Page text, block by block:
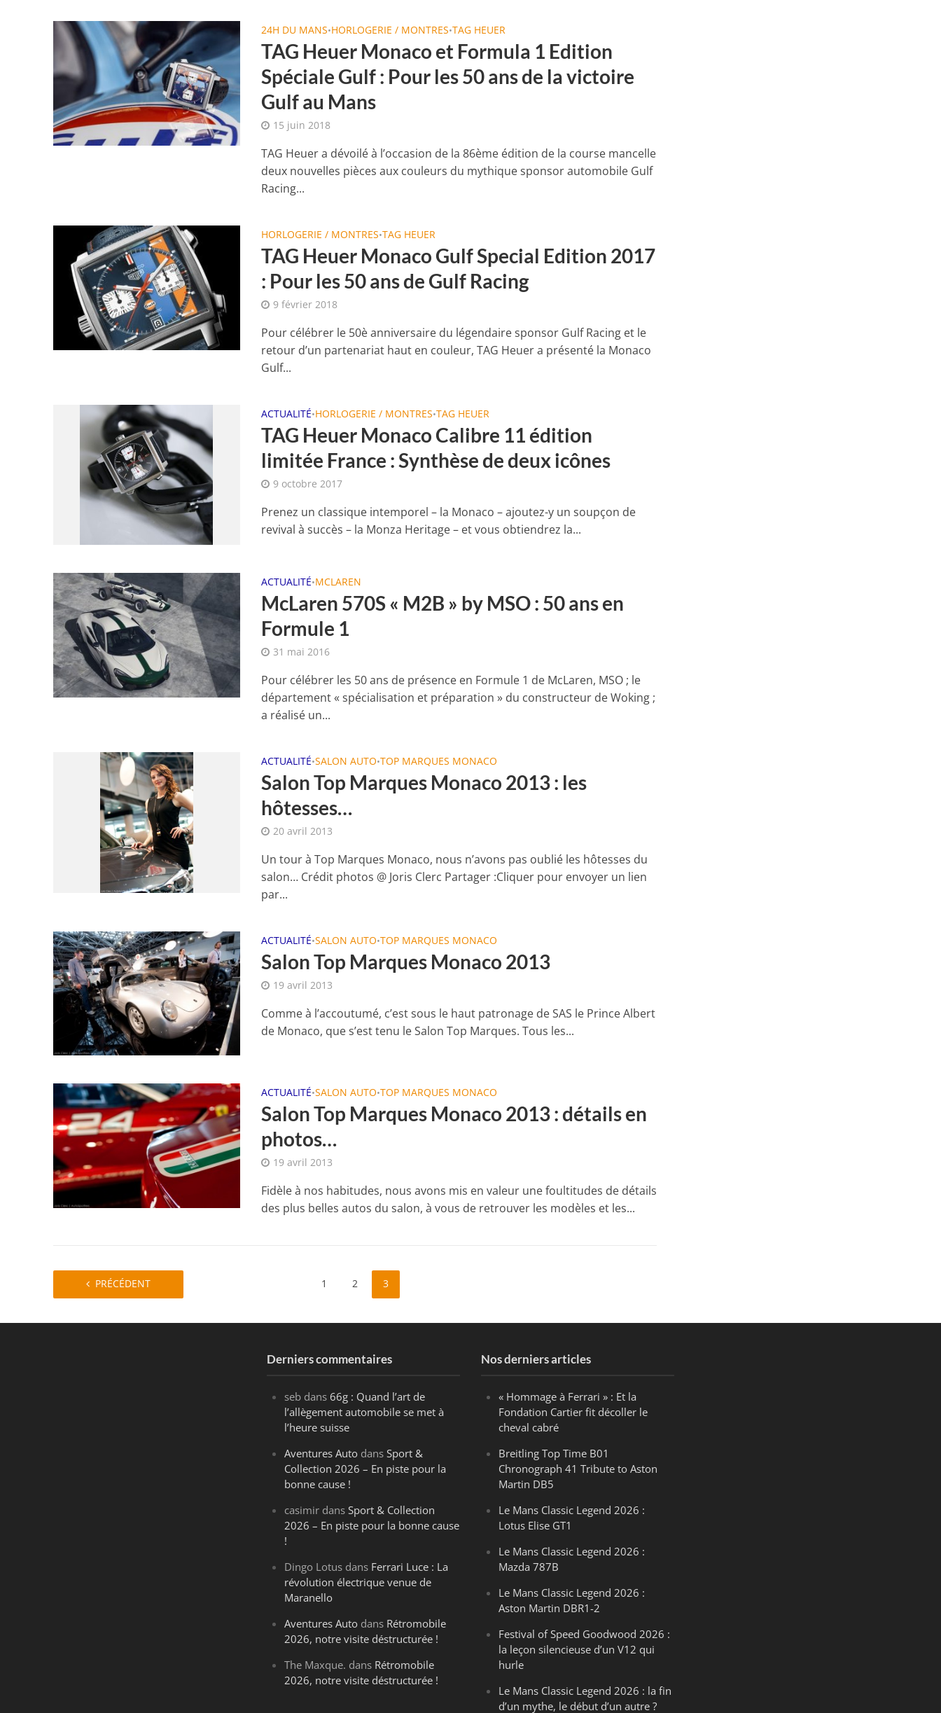
24H DU MANS•HORLOGERIE / MONTRES•TAG HEUER
TAG Heuer Monaco et Formula 1 Edition
Spéciale Gulf : Pour les 50 ans de la victoire
Gulf au Mans
15 juin 2018
TAG Heuer a dévoilé à l’occasion de la 86ème édition de la course mancelle
deux nouvelles pièces aux couleurs du mythique sponsor automobile Gulf
Racing...
HORLOGERIE / MONTRES•TAG HEUER
TAG Heuer Monaco Gulf Special Edition 2017
: Pour les 50 ans de Gulf Racing
9 février 2018
Pour célébrer le 50è anniversaire du légendaire sponsor Gulf Racing et le
retour d’un partenariat haut en couleur, TAG Heuer a présenté la Monaco
Gulf...
ACTUALITÉ•HORLOGERIE / MONTRES•TAG HEUER
TAG Heuer Monaco Calibre 11 édition
limitée France : Synthèse de deux icônes
9 octobre 2017
Prenez un classique intemporel – la Monaco – ajoutez-y un soupçon de
revival à succès – la Monza Heritage – et vous obtiendrez la...
ACTUALITÉ•MCLAREN
McLaren 570S « M2B » by MSO : 50 ans en
Formule 1
31 mai 2016
Pour célébrer les 50 ans de présence en Formule 1 de McLaren, MSO ; le
département « spécialisation et préparation » du constructeur de Woking ;
a réalisé un...
ACTUALITÉ•SALON AUTO•TOP MARQUES MONACO
Salon Top Marques Monaco 2013 : les
hôtesses…
20 avril 2013
Un tour à Top Marques Monaco, nous n’avons pas oublié les hôtesses du
salon… Crédit photos @ Joris Clerc Partager :Cliquer pour envoyer un lien
par...
ACTUALITÉ•SALON AUTO•TOP MARQUES MONACO
Salon Top Marques Monaco 2013
19 avril 2013
Comme à l’accoutumé, c’est sous le haut patronage de SAS le Prince Albert
de Monaco, que s’est tenu le Salon Top Marques. Tous les...
ACTUALITÉ•SALON AUTO•TOP MARQUES MONACO
Salon Top Marques Monaco 2013 : détails en
photos…
19 avril 2013
Fidèle à nos habitudes, nous avons mis en valeur une foultitudes de détails
des plus belles autos du salon, à vous de retrouver les modèles et les...
PRÉCÉDENT 1 2 3
Derniers commentaires
seb dans66g : Quand l’art de
l’allègement automobile se met à
l’heure suisse
Aventures Auto dansSport &
Collection 2026 – En piste pour la
bonne cause !
casimir dansSport & Collection
2026 – En piste pour la bonne cause
!
Dingo Lotus dans Ferrari Luce : La
révolution électrique venue de
Maranello
Aventures Auto dans Rétromobile
2026, notre visite déstructurée !
The Maxque. dans Rétromobile
2026, notre visite déstructurée !
Nos derniers articles
« Hommage à Ferrari » : Et la
Fondation Cartier fit décoller le
cheval cabré
Breitling Top Time B01
Chronograph 41 Tribute to Aston
Martin DB5
Le Mans Classic Legend 2026 :
Lotus Elise GT1
Le Mans Classic Legend 2026 :
Mazda 787B
Le Mans Classic Legend 2026 :
Aston Martin DBR1-2
Festival of Speed Goodwood 2026 :
la leçon silencieuse d’un V12 qui
hurle
Le Mans Classic Legend 2026 : la fin
d’un mythe, le début d’un autre ?